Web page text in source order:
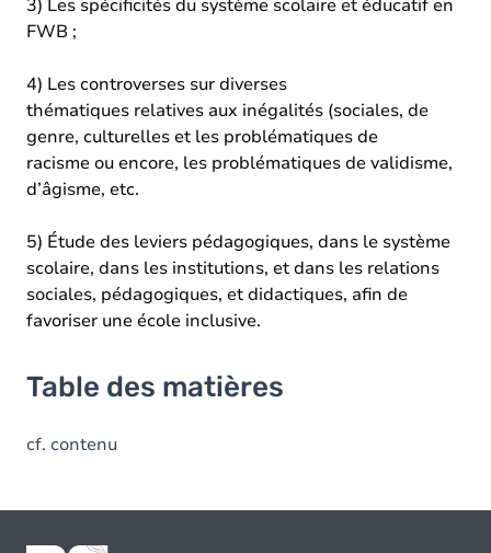
3) Les spécificités du système scolaire et éducatif en
FWB ;
4) Les controverses sur diverses
thématiques relatives aux inégalités (sociales, de
genre, culturelles et les problématiques de
racisme ou encore, les problématiques de validisme,
d’âgisme, etc.
5) Étude des leviers pédagogiques, dans le système
scolaire, dans les institutions, et dans les relations
sociales, pédagogiques, et didactiques, afin de
favoriser une école inclusive.
Table des matières
cf. contenu